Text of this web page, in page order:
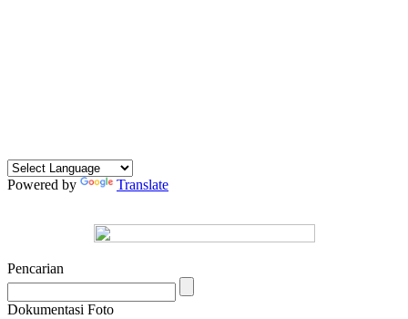
Powered by Translate
Pencarian
Dokumentasi Foto